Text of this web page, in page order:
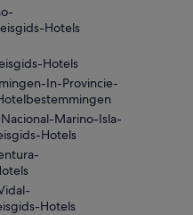
Hotels
Hotels
In-Provincie-
Marino-Isla-
Hotels
Hotels